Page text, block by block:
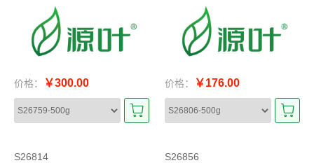
价格： ￥300.00 价格： ￥176.00
S26814
S26856